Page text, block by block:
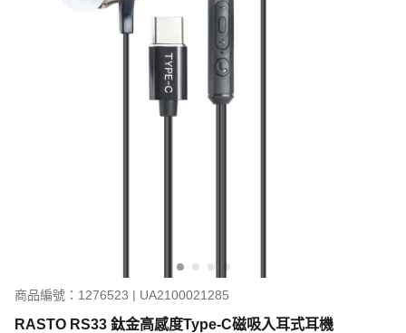
商品編號：1276523 | UA2100021285
RASTO RS33 鈦金高感度Type-C磁吸入耳式耳機